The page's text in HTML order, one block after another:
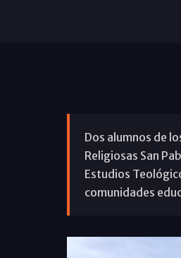
Dos alumnos de
Religiosas San
Estudios
comunidades